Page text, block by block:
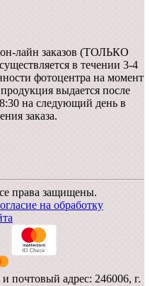
лайн заказов (ТОЛЬКО
в течении 3-4
фотоцентра на момент
выдается после
на следующий день в
заказа.
права защищены.
на обработку
адрес: 246006, г.